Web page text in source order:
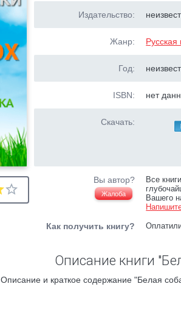
Издательство:
Жанр: Русская
Год:
ISBN: нет
Скачать:
Вы автор?
Жалоба
Все
Вашего
Как получить книгу?
Описание книги
Описание и краткое содержание "Белая